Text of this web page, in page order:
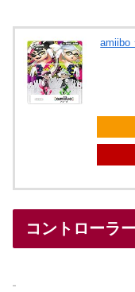
amiibo
コントローラ